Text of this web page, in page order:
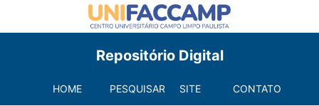
Repositório Digital
HOME PESQUISAR SITE CONTATO